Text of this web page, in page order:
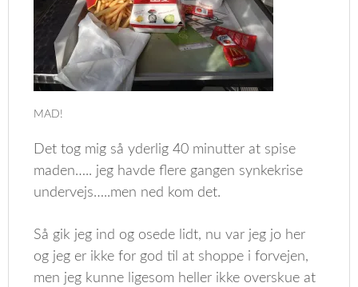
MAD!
Det tog mig så yderlig 40 minutter at spise
maden….. jeg havde flere gangen synkekrise
undervejs…..men ned kom det.
Så gik jeg ind og osede lidt, nu var jeg jo her
og jeg er ikke for god til at shoppe i forvejen,
men jeg kunne ligesom heller ikke overskue at